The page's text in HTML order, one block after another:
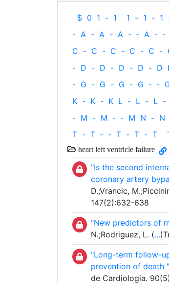
$ 0 1 - 1 1 - 1 - 1
- A - A - A - ‐ A - ‐
C - C - C - C - C -
- D - D - D - D - D
- G - G - G - G - ‐
K - K - K L - L - L -
- M - M - ‐ M N - N
T - T ‐ - T - T - T
heart left ventricle failure
"Is the second
coronary artery
D.;Vrancic,
147(2):632-638
"New predictors of
N.;Rodriguez, L. (...
"Long-term follow-
prevention of death "
de Cardiologia.